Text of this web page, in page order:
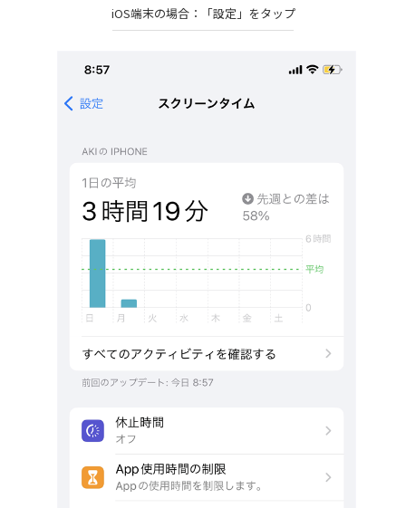
iOS端末の場合：「設定」をタップ